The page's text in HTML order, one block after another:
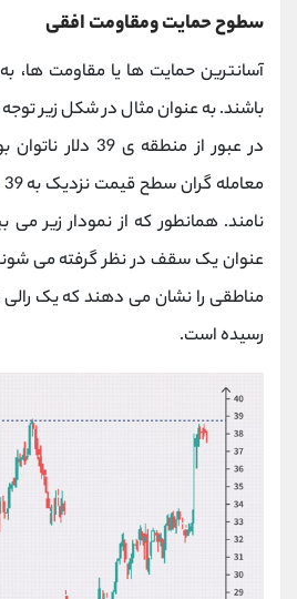
سطوح حمایت ومقاومت افقی
آسانترین حمایت ها یا مقاومت
باشند. به عنوان مثال در شکل زیر
در عبور از منطقه ی
نامند. همانطور که از نمودار زیر
عنوان یک سقف در نظر گرفته می
مناطقی را نشان می دهند که یک رالی
رسیده است.